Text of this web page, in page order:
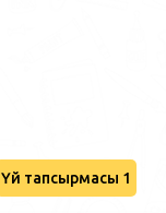
Үй тапсырмасы 1